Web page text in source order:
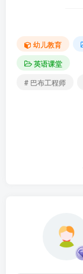
幼儿教育
英语课堂
# 巴布工程师